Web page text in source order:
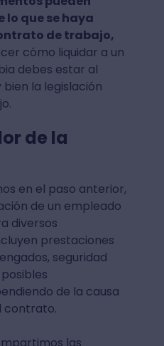
lo que se haya
de trabajo,
cómo liquidar a un
debes estar al
la legislación
de la
en el paso anterior,
de un empleado
diversos
prestaciones
seguridad
de la causa
contrato.
las